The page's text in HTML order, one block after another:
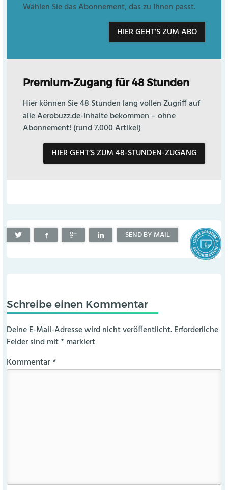
Wählen Sie das Abonnement, das zu Ihnen passt.
HIER GEHT’S ZUM ABO
Premium-Zugang für 48 Stunden
Hier können Sie 48 Stunden lang vollen Zugriff auf
alle Aerobuzz.de-Inhalte bekommen – ohne
Abonnement! (rund 7.000 Artikel)
HIER GEHT’S ZUM 48-STUNDEN-ZUGANG
SEND BY MAIL
Schreibe einen Kommentar
Deine E-Mail-Adresse wird nicht veröffentlicht. Erforderliche
Felder sind mit*markiert
Kommentar*